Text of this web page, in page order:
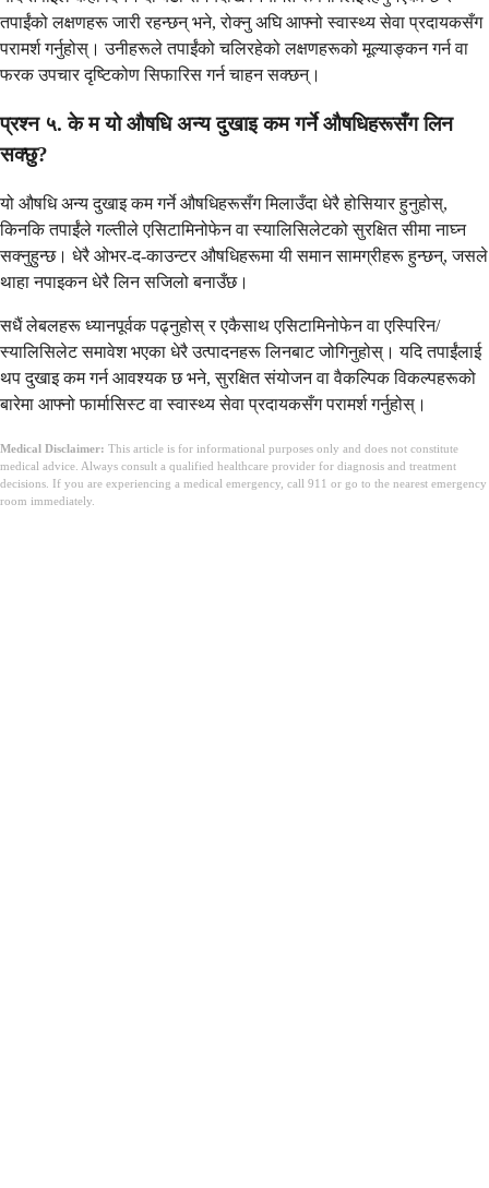
तपाईंको लक्षणहरू जारी रहन्छन् भने, रोक्नु अघि आफ्नो स्वास्थ्य सेवा प्रदायकसँग
परामर्श गर्नुहोस्। उनीहरूले तपाईंको चलिरहेको लक्षणहरूको मूल्याङ्कन गर्न वा
फरक उपचार दृष्टिकोण सिफारिस गर्न चाहन सक्छन्।
प्रश्न ५. के म यो औषधि अन्य दुखाइ कम गर्ने औषधिहरूसँग लिन
सक्छु?
यो औषधि अन्य दुखाइ कम गर्ने औषधिहरूसँग मिलाउँदा धेरै होसियार हुनुहोस्,
किनकि तपाईंले गल्तीले एसिटामिनोफेन वा स्यालिसिलेटको सुरक्षित सीमा नाघ्न
सक्नुहुन्छ। धेरै ओभर-द-काउन्टर औषधिहरूमा यी समान सामग्रीहरू हुन्छन्, जसले
थाहा नपाइकन धेरै लिन सजिलो बनाउँछ।
सधैं लेबलहरू ध्यानपूर्वक पढ्नुहोस् र एकैसाथ एसिटामिनोफेन वा एस्पिरिन/
स्यालिसिलेट समावेश भएका धेरै उत्पादनहरू लिनबाट जोगिनुहोस्। यदि तपाईंलाई
थप दुखाइ कम गर्न आवश्यक छ भने, सुरक्षित संयोजन वा वैकल्पिक विकल्पहरूको
बारेमा आफ्नो फार्मासिस्ट वा स्वास्थ्य सेवा प्रदायकसँग परामर्श गर्नुहोस्।
Medical Disclaimer: This article is for informational purposes only and does not constitute
medical advice. Always consult a qualified healthcare provider for diagnosis and treatment
decisions. If you are experiencing a medical emergency, call 911 or go to the nearest emergency
room immediately.